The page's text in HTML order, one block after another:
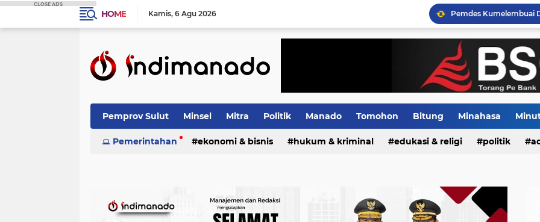
HOME Kamis 6 Agu 2026
Tiga Pejabat Utama
Distribusi BBM Subsidi
Pemprov Sulut Minsel Mitra Politik Manado Tomohon Bitung Minahasa
Nasional Advetorial Terpopuler Indeks
Pemerintahan ekonomi & bisnis hukum & kriminal edukasi & religi politik
CLOSE ADS